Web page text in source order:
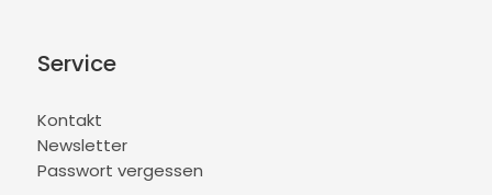
Service
Kontakt
Newsletter
Passwort vergessen